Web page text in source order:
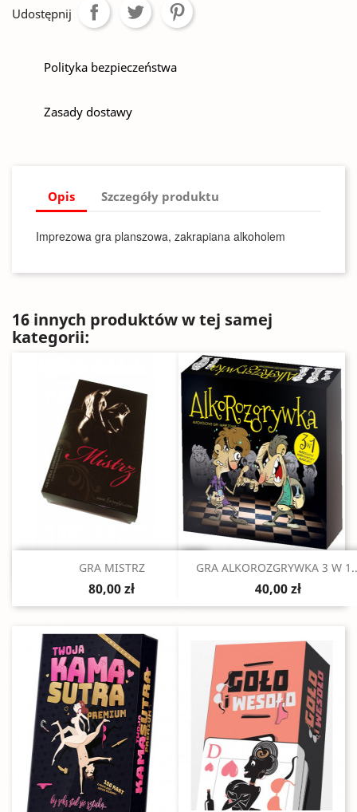
Udostępnij
Polityka bezpieczeństwa
Zasady dostawy
Opis Szczegóły produktu
Imprezowa gra planszowa, zakrapiana alkoholem
16 innych produktów w tej samej
kategorii:
Szybki podgląd
GRA MISTRZ
80,00 zł
Szybki podgląd
GRA ALKOROZGRYWKA 3 W
40,00 zł